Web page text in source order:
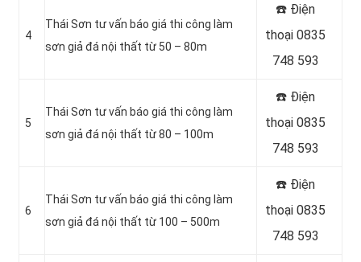
4
Thái Sơn tư vấn báo giá thi công làm
sơn giả đá nội thất từ 50 – 80m
☎️ Điện
thoại 0835
748 593
5
Thái Sơn tư vấn báo giá thi công làm
sơn giả đá nội thất từ 80 – 100m
☎️ Điện
thoại 0835
748 593
6
Thái Sơn tư vấn báo giá thi công làm
sơn giả đá nội thất từ 100 – 500m
☎️ Điện
thoại 0835
748 593